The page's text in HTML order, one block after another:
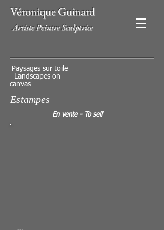
Véronique Guinard
Artiste Peintre Sculptrice
Paysages sur toile
- Landscapes on
canvas
Estampes
En vente - To sell